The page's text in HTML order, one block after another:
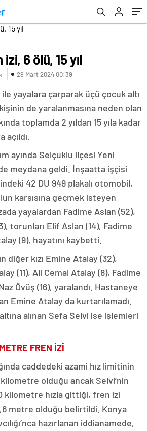
6 ölü, 15 yıl
29 Mart 2024 00:39
yayalara çarparak üçü çocuk altı
de yaralanmasına neden olan
toplamda 2 yıldan 15 yıla kadar
ayında Selçuklu ilçesi Yeni
meydana geldi. İnşaatta işçisi
42 DU 949 plakalı otomobil,
karşısına geçmek isteyen
yayalardan Fadime Aslan (52),
torunları Elif Aslan (14), Fadime
(9), hayatını kaybetti.
diğer kızı Emine Atalay (32),
(11), Ali Cemal Atalay (8), Fadime
Övüş (16), yaralandı. Hastaneye
Emine Atalay da kurtarılamadı.
alınan Sefa Selvi ise işlemleri
FREN İZİ
caddedeki azami hız limitinin
olduğu ancak Selvi’nin
kilometre hızla gittiği, fren izi
metre olduğu belirtildi. Konya
hazırlanan iddianamede,